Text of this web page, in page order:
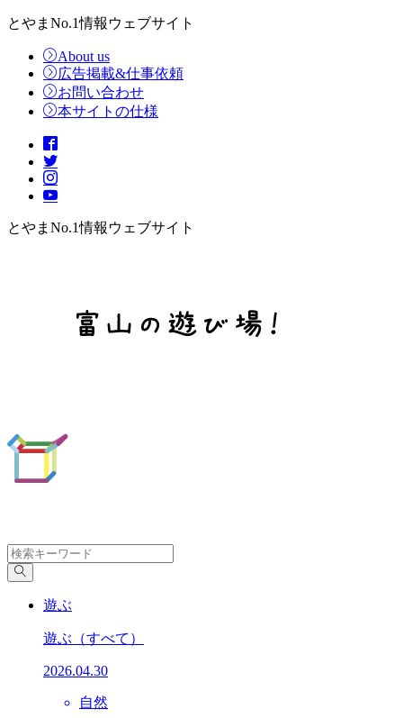
とやまNo.1情報ウェブサイト
About us
広告掲載&仕事依頼
お問い合わせ
本サイトの仕様
とやまNo.1情報ウェブサイト
遊ぶ
遊ぶ （すべて）
2026.04.30
自然